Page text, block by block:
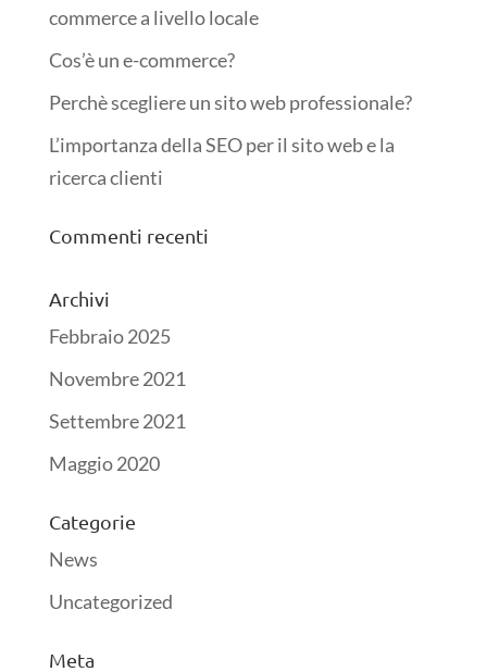
commerce a livello locale
Cos’è un e-commerce?
Perchè scegliere un sito web professionale?
L’importanza della SEO per il sito web e la
ricerca clienti
Commenti recenti
Archivi
Febbraio 2025
Novembre 2021
Settembre 2021
Maggio 2020
Categorie
News
Uncategorized
Meta